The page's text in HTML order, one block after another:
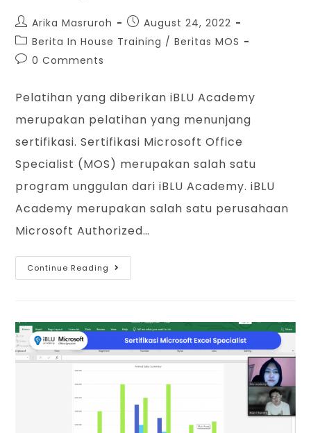
Arika Masruroh
August 24, 2022
Berita In House Training / Beritas MOS
0 Comments
Pelatihan yang diberikan iBLU Academy
merupakan pelatihan yang menunjang
sertifikasi. Sertifikasi Microsoft Office
Specialist (MOS) merupakan salah satu
program unggulan dari iBLU Academy. iBLU
Academy merupakan salah satu perusahaan
Microsoft Authorized…
Continue Reading